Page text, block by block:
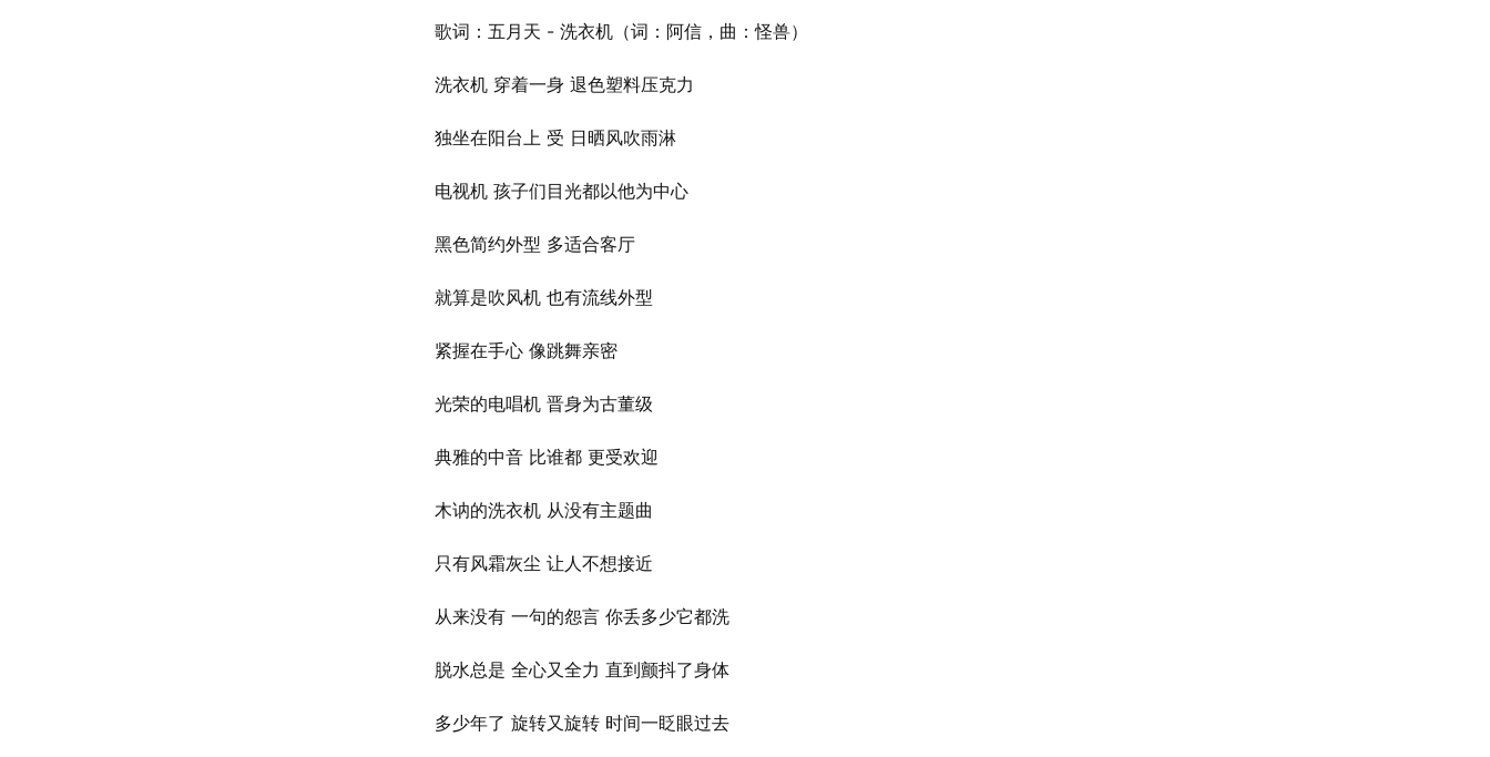
歌词：五月天 - 洗衣机（词：阿信，曲：怪兽）
洗衣机 穿着一身 退色塑料压克力
独坐在阳台上 受 日晒风吹雨淋
电视机 孩子们目光都以他为中心
黑色简约外型 多适合客厅
就算是吹风机 也有流线外型
紧握在手心 像跳舞亲密
光荣的电唱机 晋身为古董级
典雅的中音 比谁都 更受欢迎
木讷的洗衣机 从没有主题曲
只有风霜灰尘 让人不想接近
从来没有 一句的怨言 你丢多少它都洗
脱水总是 全心又全力 直到颤抖了身体
多少年了 旋转又旋转 时间一眨眼过去